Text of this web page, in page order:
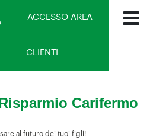
ACCESSO AREA
CLIENTI
Carifermo
al futuro dei tuoi figli!